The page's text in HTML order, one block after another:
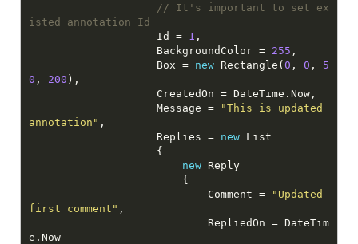
// It's important to set ex
isted annotation Id
                    Id =
1
                    BackgroundColor =
255
                    Box =
new Rectangle( 0 , 0 , 5
0 , 200
                    Message =
"This is updated
annotation"
                    Replies =
new
new
Reply
                            Comment =
"Updated
first comment"
e.Now